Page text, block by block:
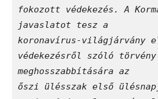
fokozott védekezés. A
javaslatot tesz a
koronavírus-világjárvány
védekezésről szóló
meghosszabbítására az
őszi ülésszak első